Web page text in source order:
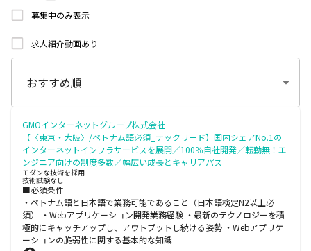
募集中のみ表示
求人紹介動画あり
GMOインターネットグループ株式会社
【〈東京・大阪〉/ベトナム語必須_テックリード】国内シェアNo.1の
インターネットインフラサービスを展開／100％自社開発／転勤無！エ
ンジニア向けの制度多数／幅広い成長とキャリアパス
モダンな技術を採用
技術試験なし
■必須条件
・ベトナム語と日本語で業務可能であること（日本語検定N2以上必
須） ・Webアプリケーション開発業務経験 ・最新のテクノロジーを積
極的にキャッチアップし、アウトプットし続ける姿勢 ・Webアプリケ
ーションの脆弱性に関する基本的な知識